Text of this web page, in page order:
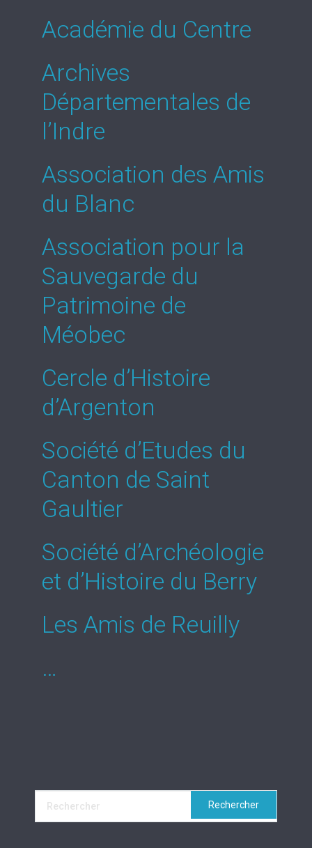
Académie du Centre
Archives
Départementales de
l’Indre
Association des Amis
du Blanc
Association pour la
Sauvegarde du
Patrimoine de
Méobec
Cercle d’Histoire
d’Argenton
Société d’Etudes du
Canton de Saint
Gaultier
Société d’Archéologie
et d’Histoire du Berry
Les Amis de Reuilly
…